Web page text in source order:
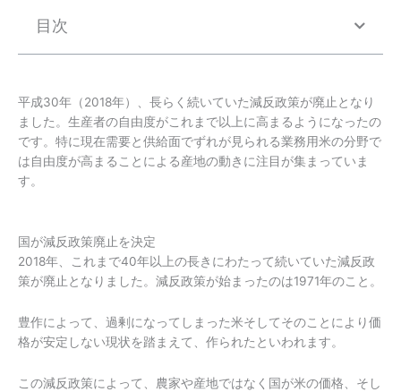
目次
平成30年（2018年）、長らく続いていた減反政策が廃止となり
ました。生産者の自由度がこれまで以上に高まるようになったの
です。特に現在需要と供給面でずれが見られる業務用米の分野で
は自由度が高まることによる産地の動きに注目が集まっていま
す。
国が減反政策廃止を決定
2018年、これまで40年以上の長きにわたって続いていた減反政
策が廃止となりました。減反政策が始まったのは1971年のこと。
豊作によって、過剰になってしまった米そしてそのことにより価
格が安定しない現状を踏まえて、作られたといわれます。
この減反政策によって、農家や産地ではなく国が米の価格、そし